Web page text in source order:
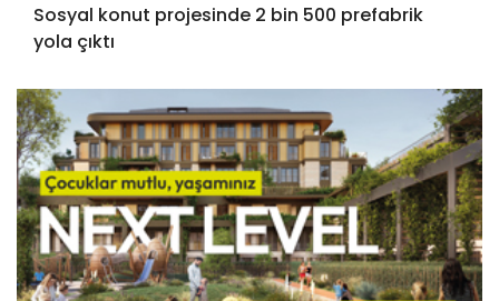
Sosyal konut projesinde 2 bin 500 prefabrik
yola çıktı